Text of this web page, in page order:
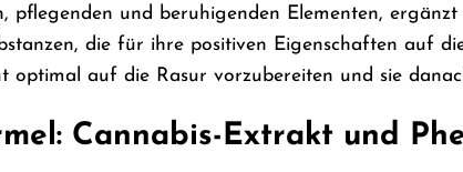
pflegenden und beruhigenden Elementen,
die für ihre positiven Eigenschaften auf
optimal auf die Rasur vorzubereiten und sie
Cannabis-Extrakt und